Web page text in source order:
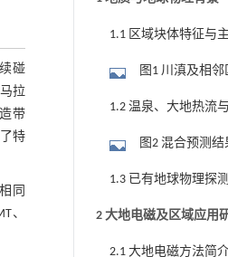
碰
拉
带
特
同
、
1.1 区域块体特征与
图1 川滇及相邻
1.2 温泉、大地热流
图2 混合预测
1.3 已有地球物理探
2 大地电磁及区域应用
2.1 大地电磁方法简